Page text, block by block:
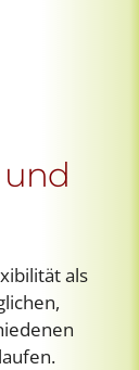
und
als